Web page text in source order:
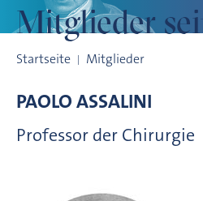
Mitglieder
Startseite Mitglieder
PAOLOASSALINI
Professor der Chirurgie